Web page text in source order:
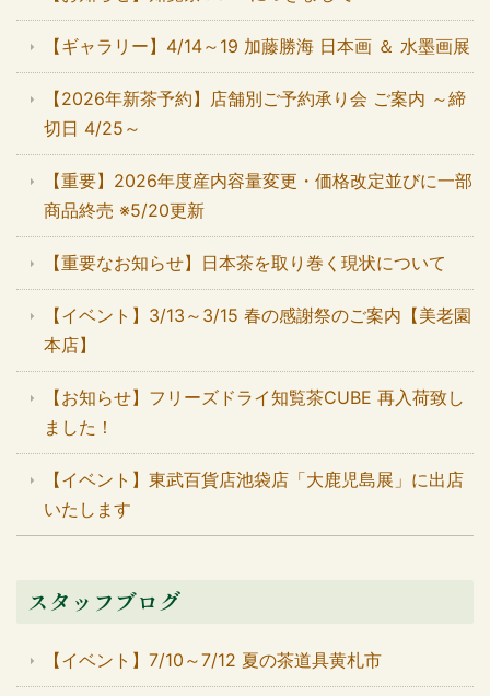
【ギャラリー】4/14～19 加藤勝海 日本画 ＆ 水墨画展
【2026年新茶予約】店舗別ご予約承り会 ご案内 ～締
切日 4/25～
【重要】2026年度産内容量変更・価格改定並びに一部
商品終売 ※5/20更新
【重要なお知らせ】日本茶を取り巻く現状について
【イベント】3/13～3/15 春の感謝祭のご案内【美老園
本店】
【お知らせ】フリーズドライ知覧茶CUBE 再入荷致し
ました！
【イベント】東武百貨店池袋店「大鹿児島展」に出店
いたします
スタッフブログ
【イベント】7/10～7/12 夏の茶道具黄札市